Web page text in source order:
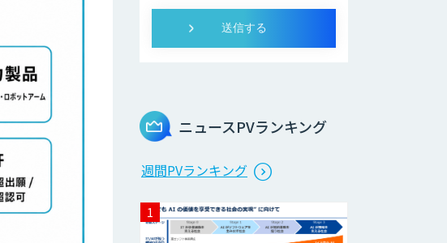
ニュースPVランキング
週間PVランキング